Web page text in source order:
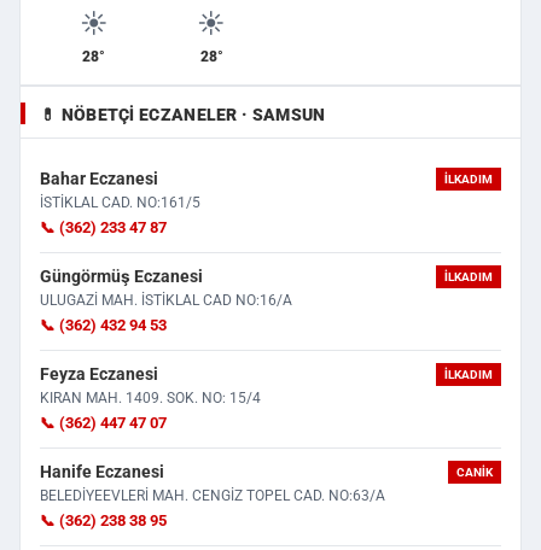
☀️
28°
☀️
28°
💊 NÖBETÇI ECZANELER · SAMSUN
Bahar Eczanesi İLKADIM
İSTİKLAL CAD. NO:161/5
📞 (362) 233 47 87
Güngörmüş Eczanesi İLKADIM
ULUGAZİ MAH. İSTİKLAL CAD NO:16/A
📞 (362) 432 94 53
Feyza Eczanesi İLKADIM
KIRAN MAH. 1409. SOK. NO: 15/4
📞 (362) 447 47 07
Hanife Eczanesi CANIK
BELEDİYEEVLERİ MAH. CENGİZ TOPEL CAD. NO:63/A
📞 (362) 238 38 95